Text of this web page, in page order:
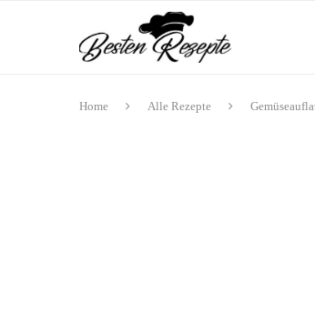
Home Alle Rezepte